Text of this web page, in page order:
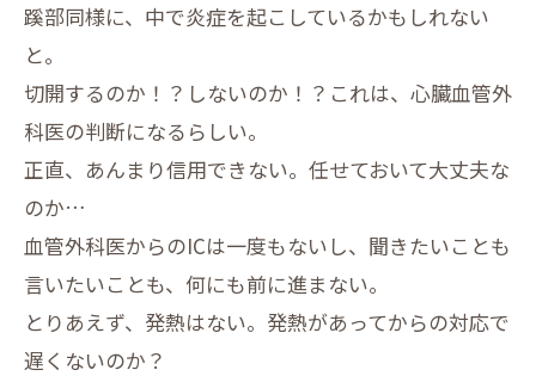
蹊部同様に、中で炎症を起こしているかもしれない
と。
切開するのか！？しないのか！？これは、心臓血管外
科医の判断になるらしい。
正直、あんまり信用できない。任せておいて大丈夫な
のか…
血管外科医からのICは一度もないし、聞きたいことも
言いたいことも、何にも前に進まない。
とりあえず、発熱はない。発熱があってからの対応で
遅くないのか？